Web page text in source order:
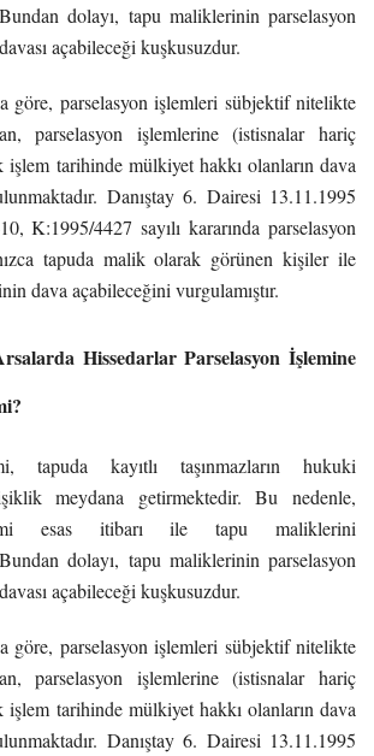
dolayı, tapu maliklerinin parselasyon
açabileceği kuşkusuzdur.
göre, parselasyon işlemleri sübjektif nitelikte
parselasyon işlemlerine (istisnalar hariç
işlem tarihinde mülkiyet hakkı olanların dava
Danıştay 6. Dairesi 13.11.1995
K:1995/4427 sayılı kararında parselasyon
tapuda malik olarak görünen kişiler ile
dava açabileceğini vurgulamıştır.
Hissedarlar Parselasyon İşlemine
tapuda kayıtlı taşınmazların hukuki
meydana getirmektedir. Bu nedenle,
esas itibarı ile tapu maliklerini
dolayı, tapu maliklerinin parselasyon
açabileceği kuşkusuzdur.
göre, parselasyon işlemleri sübjektif nitelikte
parselasyon işlemlerine (istisnalar hariç
işlem tarihinde mülkiyet hakkı olanların dava
Danıştay 6. Dairesi 13.11.1995